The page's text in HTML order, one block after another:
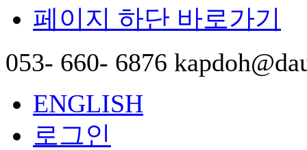
페이지 하단 바로가기
053- 660- 6876
ENGLISH
로그인